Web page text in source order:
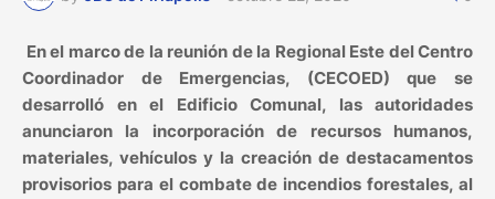
En el marco de la reunión de la Regional Este del Centro
Coordinador de Emergencias, (CECOED) que se
desarrolló en el Edificio Comunal, las autoridades
anunciaron la incorporación de recursos humanos,
materiales, vehículos y la creación de destacamentos
provisorios para el combate de incendios forestales, al